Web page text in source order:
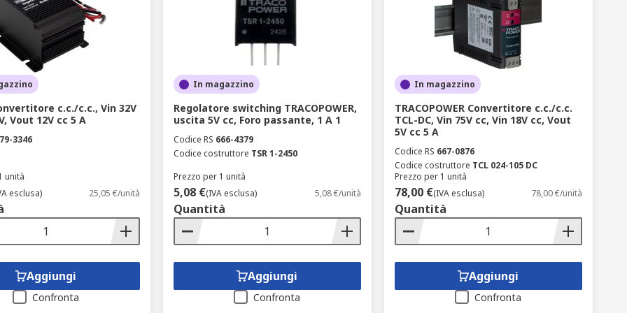
di inverter di potenza
performanti consente di estendere la flessibilità del sistema,
Ogni convertitore di tensione selezionato da RS è progettato per resistere a vibrazioni e stress
l'industria pesante.
il numero di uscite, configurabile da 1 a 5, e la tipologia di montaggio, che include opzioni
DIN. È essenziale considerare il tipo di regolatore necessario, optando per soluzioni switching
stampati.
e al diametro dei componenti, è possibile consultare i filtri tecnici avanzati presenti nella
compatibile con il proprio layout. Un altro elemento discriminante per i convertitori di tensione è
i prodotti con un profilo di sostenibilità superiore e un'efficienza energetica ottimizzata per il
c.c./c.c., Vin 32V
Vout 12V cc 5 A
3346
unità
esclusa) 25,05 €/unità
Aggiungi
Confronta
In magazzino
Regolatore switching TRACOPOWER,
uscita 5V cc, Foro passante, 1 A 1
Codice RS 666-4379
Codice costruttore TSR 1-2450
Prezzo per 1 unità
5,08 €(IVA esclusa) 5,08 €/unità
Quantità
Aggiungi
Confronta
In magazzino
TRACOPOWER Convertitore c.c./c.c.
TCL-DC, Vin 75V cc, Vin 18V cc, Vout
5V cc 5 A
Codice RS 667-0876
Codice costruttore TCL 024-105 DC
Prezzo per 1 unità
78,00 €(IVA esclusa) 78,00 €/unità
Quantità
Aggiungi
Confronta